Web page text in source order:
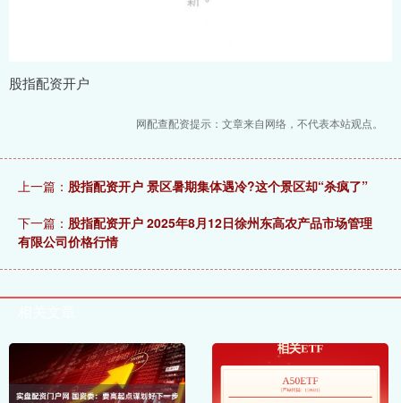
股指配资开户
网配查配资提示：文章来自网络，不代表本站观点。
上一篇： 股指配资开户 景区暑期集体遇冷?这个景区却“杀疯了”
下一篇： 股指配资开户 2025年8月12日徐州东高农产品市场管理
有限公司价格行情